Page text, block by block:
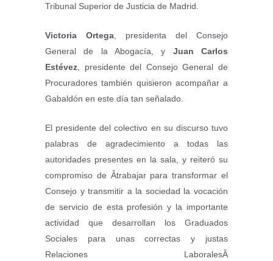
Tribunal Superior de Justicia de Madrid.
Victoria Ortega , presidenta del Consejo
General de la Abogacía, y Juan Carlos
Estévez , presidente del Consejo General de
Procuradores también quisieron acompañar a
Gabaldón en este día tan señalado.
El presidente del colectivo en su discurso tuvo
palabras de agradecimiento a todas las
autoridades presentes en la sala, y reiteró su
compromiso de Âtrabajar para transformar el
Consejo y transmitir a la sociedad la vocación
de servicio de esta profesión y la importante
actividad que desarrollan los Graduados
Sociales para unas correctas y justas
Relaciones LaboralesÂ